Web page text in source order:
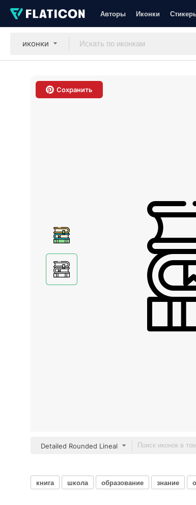
Авторы Иконки
иконки
Сохранить
Detailed Rounded Lineal
книга школа образование знание